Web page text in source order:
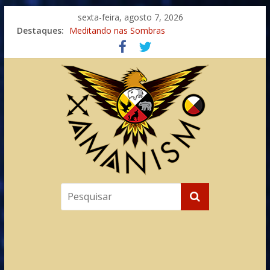
sexta-feira, agosto 7, 2026
Destaques: Meditando nas Sombras
Autosuficiência: A Jornada do Espírito Ancestral
Xamanismo Universal
Totens – Caminho Espiritual – Crescimento
Imaginação na Cura